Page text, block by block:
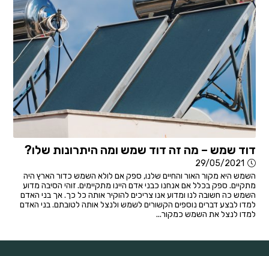
דוד שמש – מה זה דוד שמש ומה היתרונות שלו?
29/05/2021
השמש היא מקור האור והחיים שלנו, ספק אם לולא השמש כדור הארץ היה
מתקיים. ספק בכלל אם אנחנו כבני אדם היינו מתקיימים. זוהי הסיבה מדוע
השמש כה חשובה לנו ומדוע אנו צריכים להוקיר אותה כל כך. אך בני האדם
למדו לבצע דברים נוספים הקשורים לשמש ולנצל אותה לטובתם. בני האדם
למדו לנצל את השמש כמקור...